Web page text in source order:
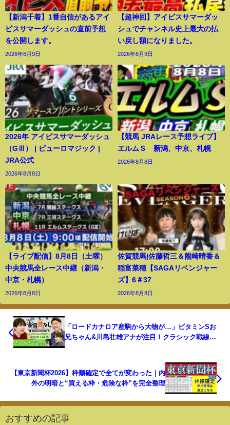
【新潟千着】1番自信があるアイ
ビスサマーダッシュの直前予想
を公開します。
2026年8月9日
【超神回】アイビスサマーダッ
シュでチャンネル史上最大の払
い戻し額になりました。
2026年8月9日
2026年 アイビスサマーダッシュ
（GⅢ） | ピューロマジック |
JRA公式
2026年8月8日
【競馬 JRAレース予想ライブ】
エルムＳ 新潟、中京、札幌
2026年8月8日
【ライブ配信】8月8日（土曜）
中央競馬全レース中継（新潟・
中京・札幌）
2026年8月8日
佐賀競馬|佐藤哲三＆熊崎晴香＆
稲富菜穂【SAGAリベンジャー
ズ】6＃37
2026年8月8日
「ロードカナロア産駒から大物が…」ビタミンSお
兄ちゃん&川島壮雄アナが注目！クラシック戦線で
し】
【東京新聞杯2026】枠順確定で全てが変わった｜内
外の明暗と“買える枠・危険な枠”を完全整理
おすすめの記事